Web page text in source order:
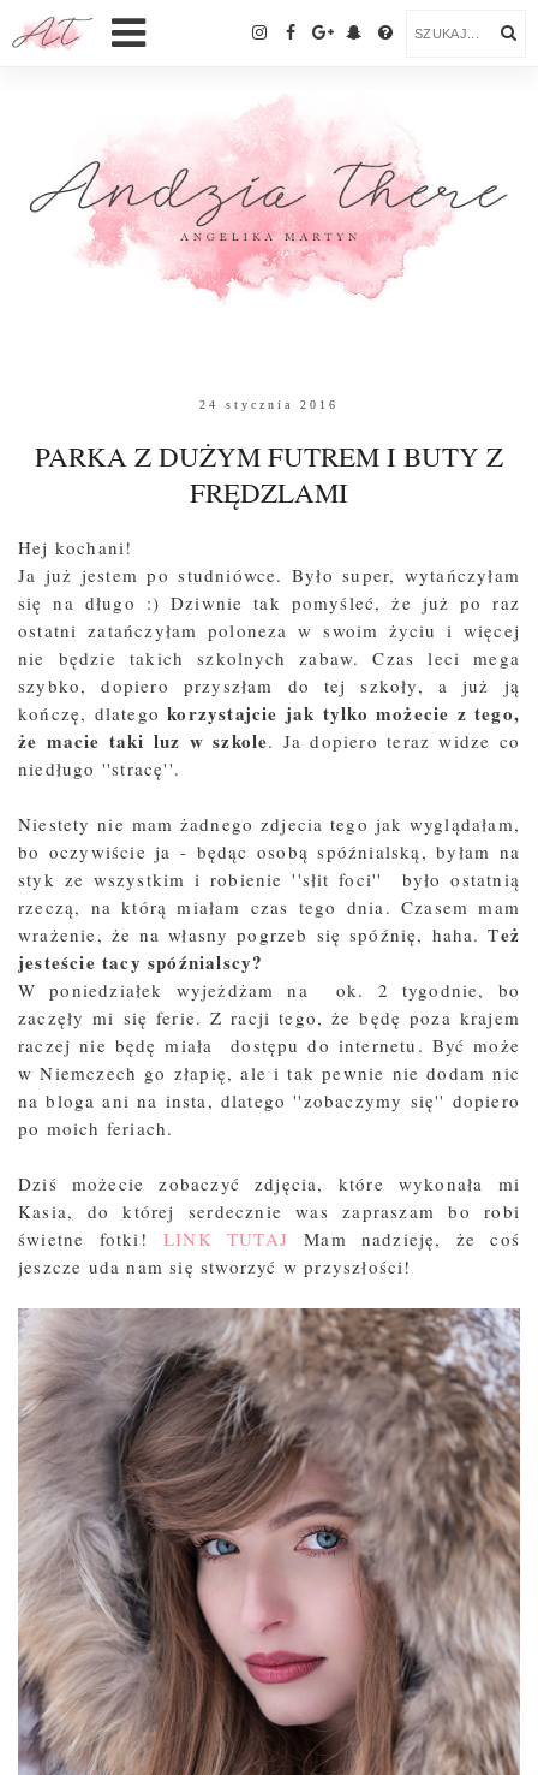
24 stycznia 2016
PARKA Z DUŻYM FUTREM I BUTY Z
FRĘDZLAMI
Hej kochani!
Ja już jestem po studniówce. Było super, wytańczyłam
się na długo :) Dziwnie tak pomyśleć, że już po raz
ostatni zatańczyłam poloneza w swoim życiu i więcej
nie będzie takich szkolnych zabaw. Czas leci mega
szybko, dopiero przyszłam do tej szkoły, a już ją
kończę, dlategokorzystajcie jak tylko możecie z tego,
że macie taki luz w szkole. Ja dopiero teraz widze co
niedługo ''stracę''.
Niestety nie mam żadnego zdjecia tego jak wyglądałam,
bo oczywiście ja - będąc osobą spóźnialską, byłam na
styk ze wszystkim i robienie ''słit foci'' było ostatnią
rzeczą, na którą miałam czas tego dnia. Czasem mam
wrażenie, że na własny pogrzeb się spóźnię, haha. Też
jesteście tacy spóźnialscy?
W poniedziałek wyjeżdżam na ok. 2 tygodnie, bo
zaczęły mi się ferie. Z racji tego, że będę poza krajem
raczej nie będę miała dostępu do internetu. Być może
w Niemczech go złapię, ale i tak pewnie nie dodam nic
na bloga ani na insta, dlatego ''zobaczymy się'' dopiero
po moich feriach.
Dziś możecie zobaczyć zdjęcia, które wykonała mi
Kasia, do której serdecznie was zapraszam bo robi
świetne fotki! LINK TUTAJ Mam nadzieję, że coś
jeszcze uda nam się stworzyć w przyszłości!